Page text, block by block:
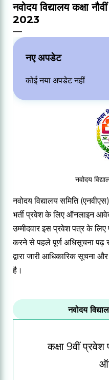
नवोदय विद्यालय कक्षा
2023
नए अपडेट
कोई नया अपडेट नहीं
नवोदय
नवोदय विद्यालय समिति
भर्ती प्रवेश के लिए ऑनलाइन
उम्मीदवार इस प्रवेश पत्र के
करने से पहले पूर्ण अधिसूचना
द्वारा जारी आधिकारिक सूचना
है।
नवोदय
कक्षा 9वीं प्रवेश